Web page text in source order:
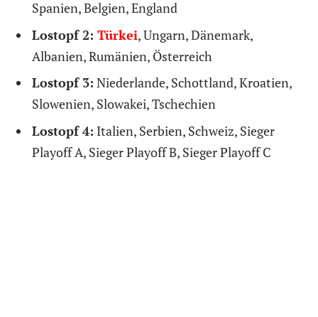
Spanien, Belgien, England
Lostopf 2: Türkei, Ungarn, Dänemark,
Albanien, Rumänien, Österreich
Lostopf 3: Niederlande, Schottland, Kroatien,
Slowenien, Slowakei, Tschechien
Lostopf 4: Italien, Serbien, Schweiz, Sieger
Playoff A, Sieger Playoff B, Sieger Playoff C